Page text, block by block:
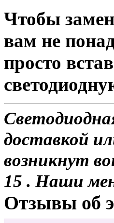
Чтобы
вам не
просто
доставкой
возникнут
15 . Наши
Отзывы об